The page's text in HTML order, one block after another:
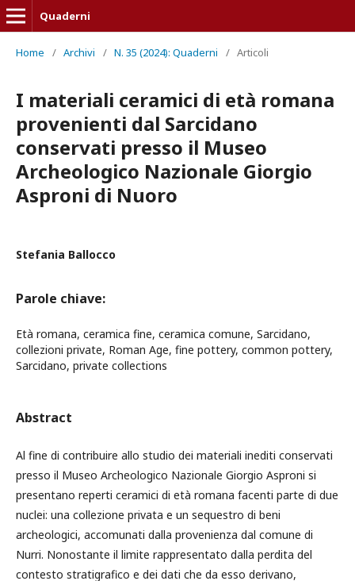
Quaderni
Home / Archivi / N. 35 (2024): Quaderni / Articoli
I materiali ceramici di età romana
provenienti dal Sarcidano
conservati presso il Museo
Archeologico Nazionale Giorgio
Asproni di Nuoro
Stefania Ballocco
Parole chiave:
Età romana, ceramica fine, ceramica comune, Sarcidano,
collezioni private, Roman Age, fine pottery, common pottery,
Sarcidano, private collections
Abstract
Al fine di contribuire allo studio dei materiali inediti conservati
presso il Museo Archeologico Nazionale Giorgio Asproni si
presentano reperti ceramici di età romana facenti parte di due
nuclei: una collezione privata e un sequestro di beni
archeologici, accomunati dalla provenienza dal comune di
Nurri. Nonostante il limite rappresentato dalla perdita del
contesto stratigrafico e dei dati che da esso derivano,